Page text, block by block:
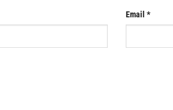
Email *